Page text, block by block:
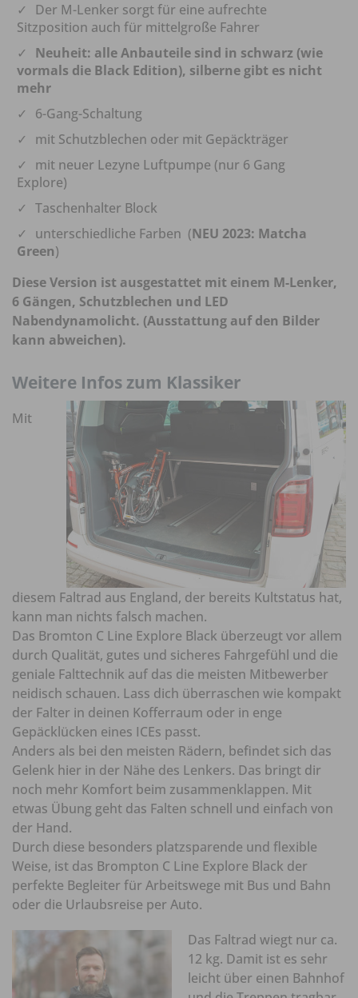
Der M-Lenker sorgt für eine aufrechte
Sitzposition auch für mittelgroße Fahrer
Neuheit: alle Anbauteile sind in schwarz (wie
vormals die Black Edition), silberne gibt es nicht
mehr
6-Gang-Schaltung
mit Schutzblechen oder mit Gepäckträger
mit neuer Lezyne Luftpumpe (nur 6 Gang
Explore)
Taschenhalter Block
unterschiedliche Farben (NEU 2023: Matcha
Green)
Diese Version ist ausgestattet mit einem M-Lenker,
6 Gängen, Schutzblechen und LED
Nabendynamolicht. (Ausstattung auf den Bilder
kann abweichen).
Weitere Infos zum Klassiker
Mit
diesem Faltrad aus England, der bereits Kultstatus hat,
kann man nichts falsch machen.
Das Bromton C Line Explore Black überzeugt vor allem
durch Qualität, gutes und sicheres Fahrgefühl und die
geniale Falttechnik auf das die meisten Mitbewerber
neidisch schauen. Lass dich überraschen wie kompakt
der Falter in deinen Kofferraum oder in enge
Gepäcklücken eines ICEs passt.
Anders als bei den meisten Rädern, befindet sich das
Gelenk hier in der Nähe des Lenkers. Das bringt dir
noch mehr Komfort beim zusammenklappen. Mit
etwas Übung geht das Falten schnell und einfach von
der Hand.
Durch diese besonders platzsparende und flexible
Weise, ist das Brompton C Line Explore Black der
perfekte Begleiter für Arbeitswege mit Bus und Bahn
oder die Urlaubsreise per Auto.
Das Faltrad wiegt nur ca.
12 kg. Damit ist es sehr
leicht über einen Bahnhof